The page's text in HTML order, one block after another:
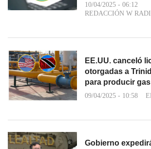
10/04/2025 - 06:12
REDACCIÓN W
EE.UU. canceló
otorgadas a
para producir
09/04/2025 - 10:58
Gobierno